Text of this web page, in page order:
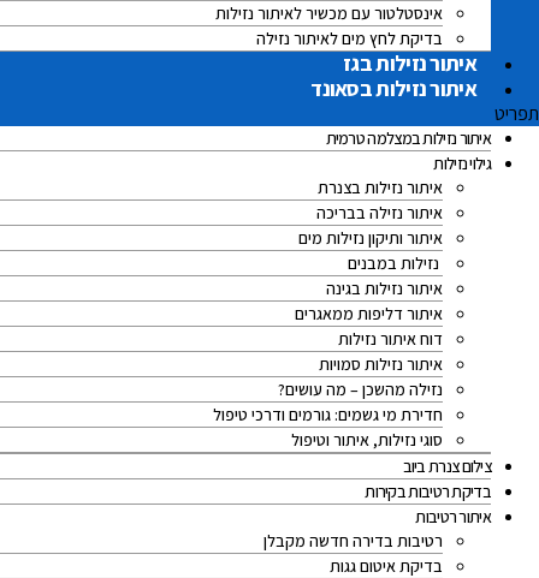
אינסטלטור עם מכשיר לאיתור נזילות
בדיקת לחץ מים לאיתור נזילה
איתור נזילות בגז
איתור נזילות בסאונד
תפריט
איתור נזילות במצלמה טרמית
גילוי נזילות
איתור נזילות בצנרת
איתור נזילה בבריכה
איתור ותיקון נזילות מים
נזילות במבנים
איתור נזילות בגינה
איתור דליפות ממאגרים
דוח איתור נזילות
איתור נזילות סמויות
נזילה מהשכן – מה עושים?
חדירת מי גשמים: גורמים ודרכי טיפול
סוגי נזילות, איתור וטיפול
צילום צנרת ביוב
בדיקת רטיבות בקירות
איתור רטיבות
רטיבות בדירה חדשה מקבלן
בדיקת איטום גגות